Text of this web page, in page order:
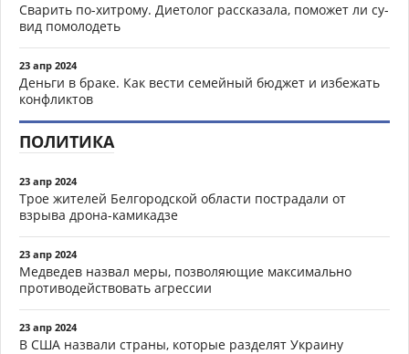
Сварить по-хитрому. Диетолог рассказала, поможет ли су-
вид помолодеть
23 апр 2024
Деньги в браке. Как вести семейный бюджет и избежать
конфликтов
ПОЛИТИКА
23 апр 2024
Трое жителей Белгородской области пострадали от
взрыва дрона-камикадзе
23 апр 2024
Медведев назвал меры, позволяющие максимально
противодействовать агрессии
23 апр 2024
В США назвали страны, которые разделят Украину